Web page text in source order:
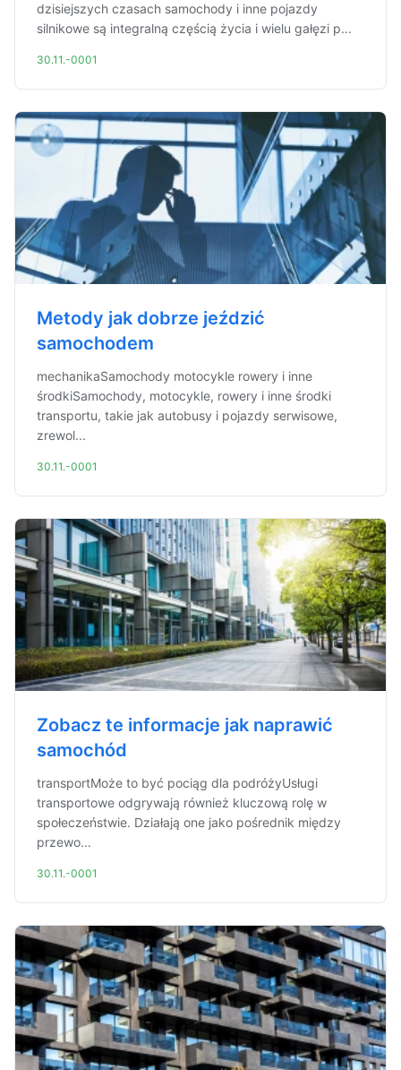
dzisiejszych czasach samochody i inne pojazdy
silnikowe są integralną częścią życia i wielu gałęzi p...
30.11.-0001
Metody jak dobrze jeździć
samochodem
mechanikaSamochody motocykle rowery i inne
środkiSamochody, motocykle, rowery i inne środki
transportu, takie jak autobusy i pojazdy serwisowe,
zrewol...
30.11.-0001
Zobacz te informacje jak naprawić
samochód
transportMoże to być pociąg dla podróżyUsługi
transportowe odgrywają również kluczową rolę w
społeczeństwie. Działają one jako pośrednik między
przewo...
30.11.-0001